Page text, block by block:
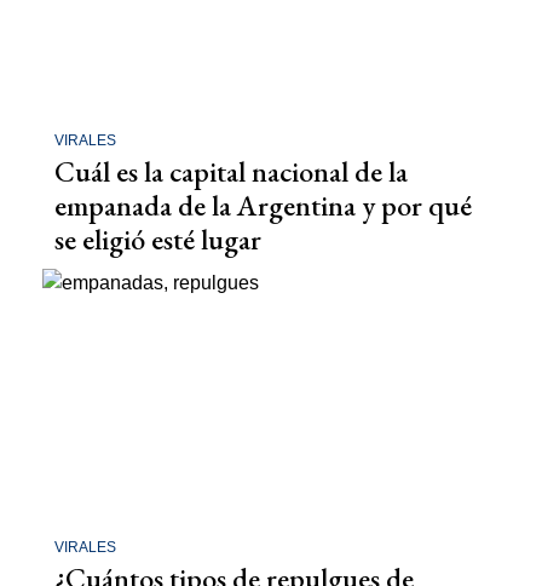
VIRALES
Cuál es la capital nacional de la
empanada de la Argentina y por qué
se eligió esté lugar
VIRALES
¿Cuántos tipos de repulgues de